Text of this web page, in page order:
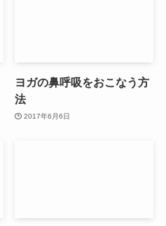
ヨガの鼻呼吸をおこなう方
法
2017年6月6日